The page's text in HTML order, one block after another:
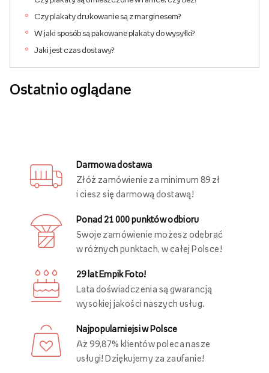
Czy plakaty drukowanie są z marginesem?
W jaki sposób są pakowane plakaty do wysyłki?
Jaki jest czas dostawy?
Ostatnio oglądane
Darmowa dostawa
Złóż zamówienie za minimum 89 zł
i ciesz się darmową dostawą!
Ponad 21 000 punktów odbioru
Swoje zamówienie możesz odebrać
w różnych punktach, w całej Polsce!
29 lat Empik Foto!
Lata doświadczenia są gwarancją
wysokiej jakości naszych usług.
Najpopularniejsi w Polsce
Aż 99,87% klientów poleca nasze
usługi! Dziękujemy za zaufanie!